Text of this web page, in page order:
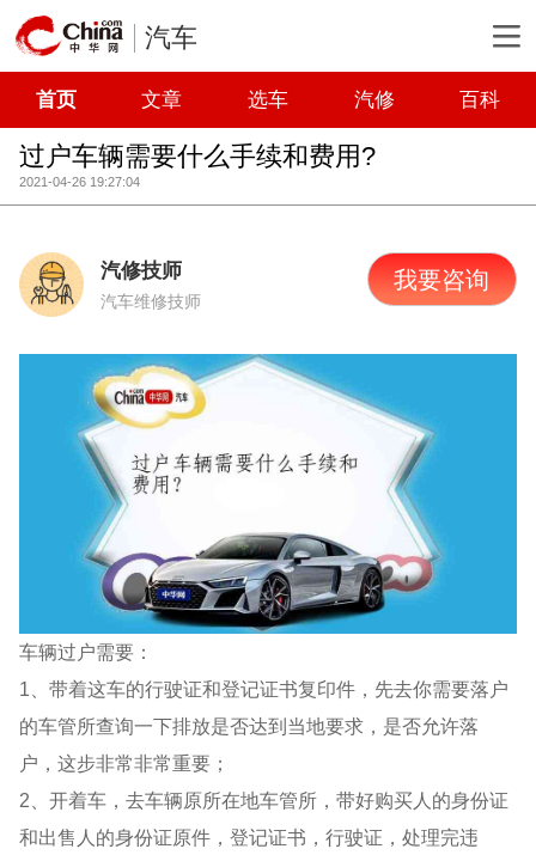
汽车
首页 文章 选车 汽修 百科
过户车辆需要什么手续和费用?
2021-04-26 19:27:04
汽修技师
汽车维修技师
我要咨询
车辆过户需要：
1、带着这车的行驶证和登记证书复印件，先去你需要落户
的车管所查询一下排放是否达到当地要求，是否允许落
户，这步非常非常重要；
2、开着车，去车辆原所在地车管所，带好购买人的身份证
和出售人的身份证原件，登记证书，行驶证，处理完违